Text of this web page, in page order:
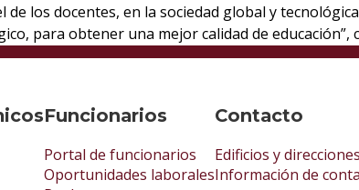
los docentes, en la sociedad global y
para obtener una mejor calidad de educación”,
Funcionarios
Portal de funcionarios
Oportunidades laborales
Contacto
Edificios y direcciones
Información de